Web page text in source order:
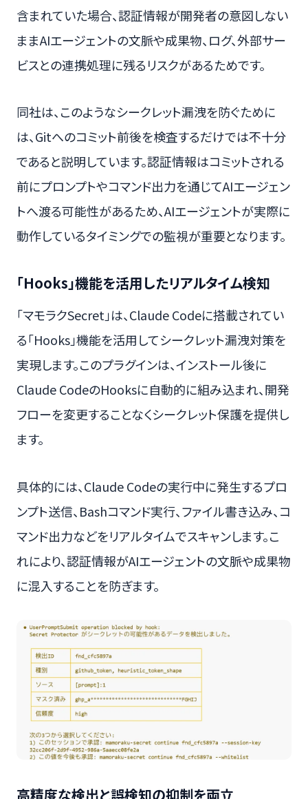
含まれていた場合、認証情報が開発者の意図しない
ままAIエージェントの文脈や成果物、ログ、外部サー
ビスとの連携処理に残るリスクがあるためです。
同社は、このようなシークレット漏洩を防ぐために
は、Gitへのコミット前後を検査するだけでは不十分
であると説明しています。認証情報はコミットされる
前にプロンプトやコマンド出力を通じてAIエージェン
トへ渡る可能性があるため、AIエージェントが実際に
動作しているタイミングでの監視が重要となります。
「Hooks」機能を活用したリアルタイム検知
「マモラクSecret」は、Claude Codeに搭載されてい
る「Hooks」機能を活用してシークレット漏洩対策を
実現します。このプラグインは、インストール後に
Claude CodeのHooksに自動的に組み込まれ、開発
フローを変更することなくシークレット保護を提供し
ます。
具体的には、Claude Codeの実行中に発生するプロ
ンプト送信、Bashコマンド実行、ファイル書き込み、コ
マンド出力などをリアルタイムでスキャンします。こ
れにより、認証情報がAIエージェントの文脈や成果物
に混入することを防ぎます。
高精度な検出と誤検知の抑制を両立